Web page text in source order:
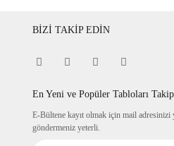
BİZİ TAKİP EDİN
En Yeni ve Popüler Tabloları
E-Bültene kayıt olmak için mail adresinizi
göndermeniz yeterli.